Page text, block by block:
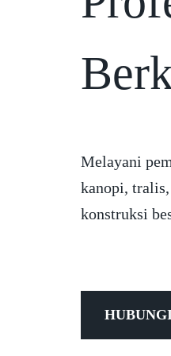
Melayani
kanopi,
konstruksi